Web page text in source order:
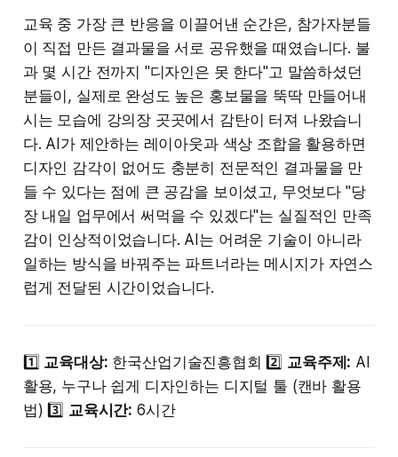
교육 중 가장 큰 반응을 이끌어낸 순간은, 참가자분들
이 직접 만든 결과물을 서로 공유했을 때였습니다. 불
과 몇 시간 전까지 "디자인은 못 한다"고 말씀하셨던
분들이, 실제로 완성도 높은 홍보물을 뚝딱 만들어내
시는 모습에 강의장 곳곳에서 감탄이 터져 나왔습니
다. AI가 제안하는 레이아웃과 색상 조합을 활용하면
디자인 감각이 없어도 충분히 전문적인 결과물을 만
들 수 있다는 점에 큰 공감을 보이셨고, 무엇보다 "당
장 내일 업무에서 써먹을 수 있겠다"는 실질적인 만족
감이 인상적이었습니다. AI는 어려운 기술이 아니라
일하는 방식을 바꿔주는 파트너라는 메시지가 자연스
럽게 전달된 시간이었습니다.
1️⃣ 교육대상: 한국산업기술진흥협회 2️⃣ 교육주제: AI
활용, 누구나 쉽게 디자인하는 디지털 툴 (캔바 활용
법) 3️⃣ 교육시간: 6시간